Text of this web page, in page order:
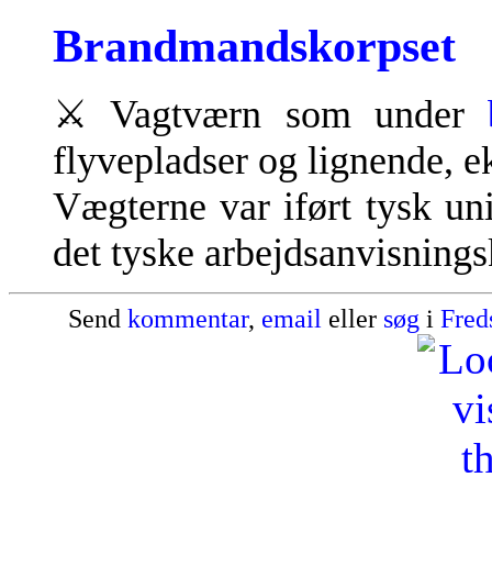
Brandmandskorpset
⚔ Vagtværn som under
flyvepladser og lignende,
Vægterne var iført tysk
det tyske
Send kommentar, email eller søg i